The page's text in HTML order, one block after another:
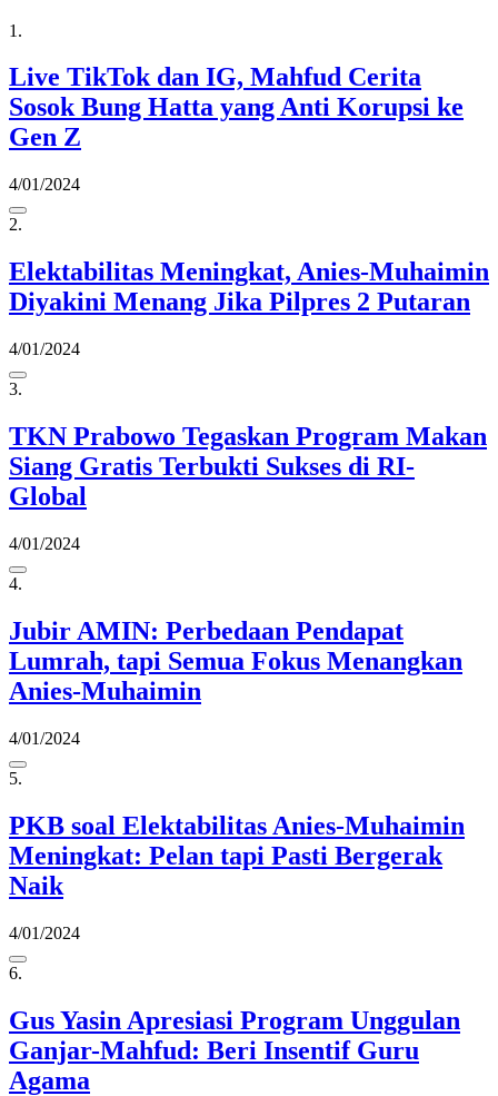
1.
Live TikTok dan IG, Mahfud Cerita
Sosok Bung Hatta yang Anti Korupsi ke
Gen Z
4/01/2024
2.
Elektabilitas Meningkat, Anies-Muhaimin
Diyakini Menang Jika Pilpres 2 Putaran
4/01/2024
3.
TKN Prabowo Tegaskan Program Makan
Siang Gratis Terbukti Sukses di RI-
Global
4/01/2024
4.
Jubir AMIN: Perbedaan Pendapat
Lumrah, tapi Semua Fokus Menangkan
Anies-Muhaimin
4/01/2024
5.
PKB soal Elektabilitas Anies-Muhaimin
Meningkat: Pelan tapi Pasti Bergerak
Naik
4/01/2024
6.
Gus Yasin Apresiasi Program Unggulan
Ganjar-Mahfud: Beri Insentif Guru
Agama